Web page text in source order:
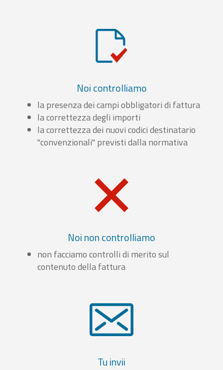
Noi controlliamo
la presenza dei campi obbligatori di fattura
la correttezza degli importi
la correttezza dei nuovi codici destinatario
"convenzionali" previsti dalla normativa
Noi non controlliamo
non facciamo controlli di merito sul
contenuto della fattura
Tu invii